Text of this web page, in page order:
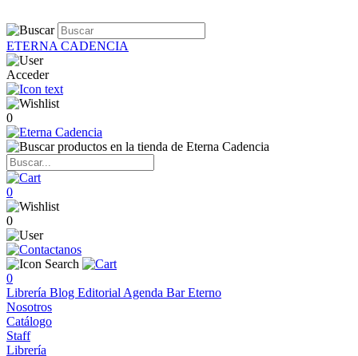
ETERNA CADENCIA
Acceder
0
0
0
0
Librería Blog Editorial Agenda Bar Eterno
Nosotros
Catálogo
Staff
Librería